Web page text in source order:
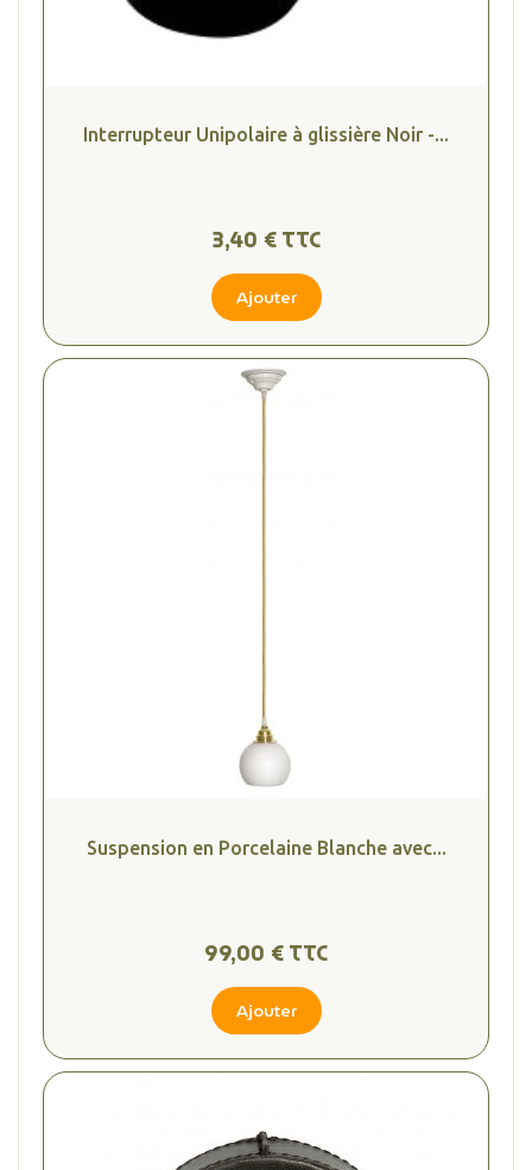
Interrupteur Unipolaire à glissière Noir -...
3,40 € TTC
Ajouter
Suspension en Porcelaine Blanche avec...
99,00 € TTC
Ajouter